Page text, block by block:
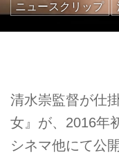
ニュースクリップ
清水崇監督が仕
女』が、2016年
シネマ他にて公